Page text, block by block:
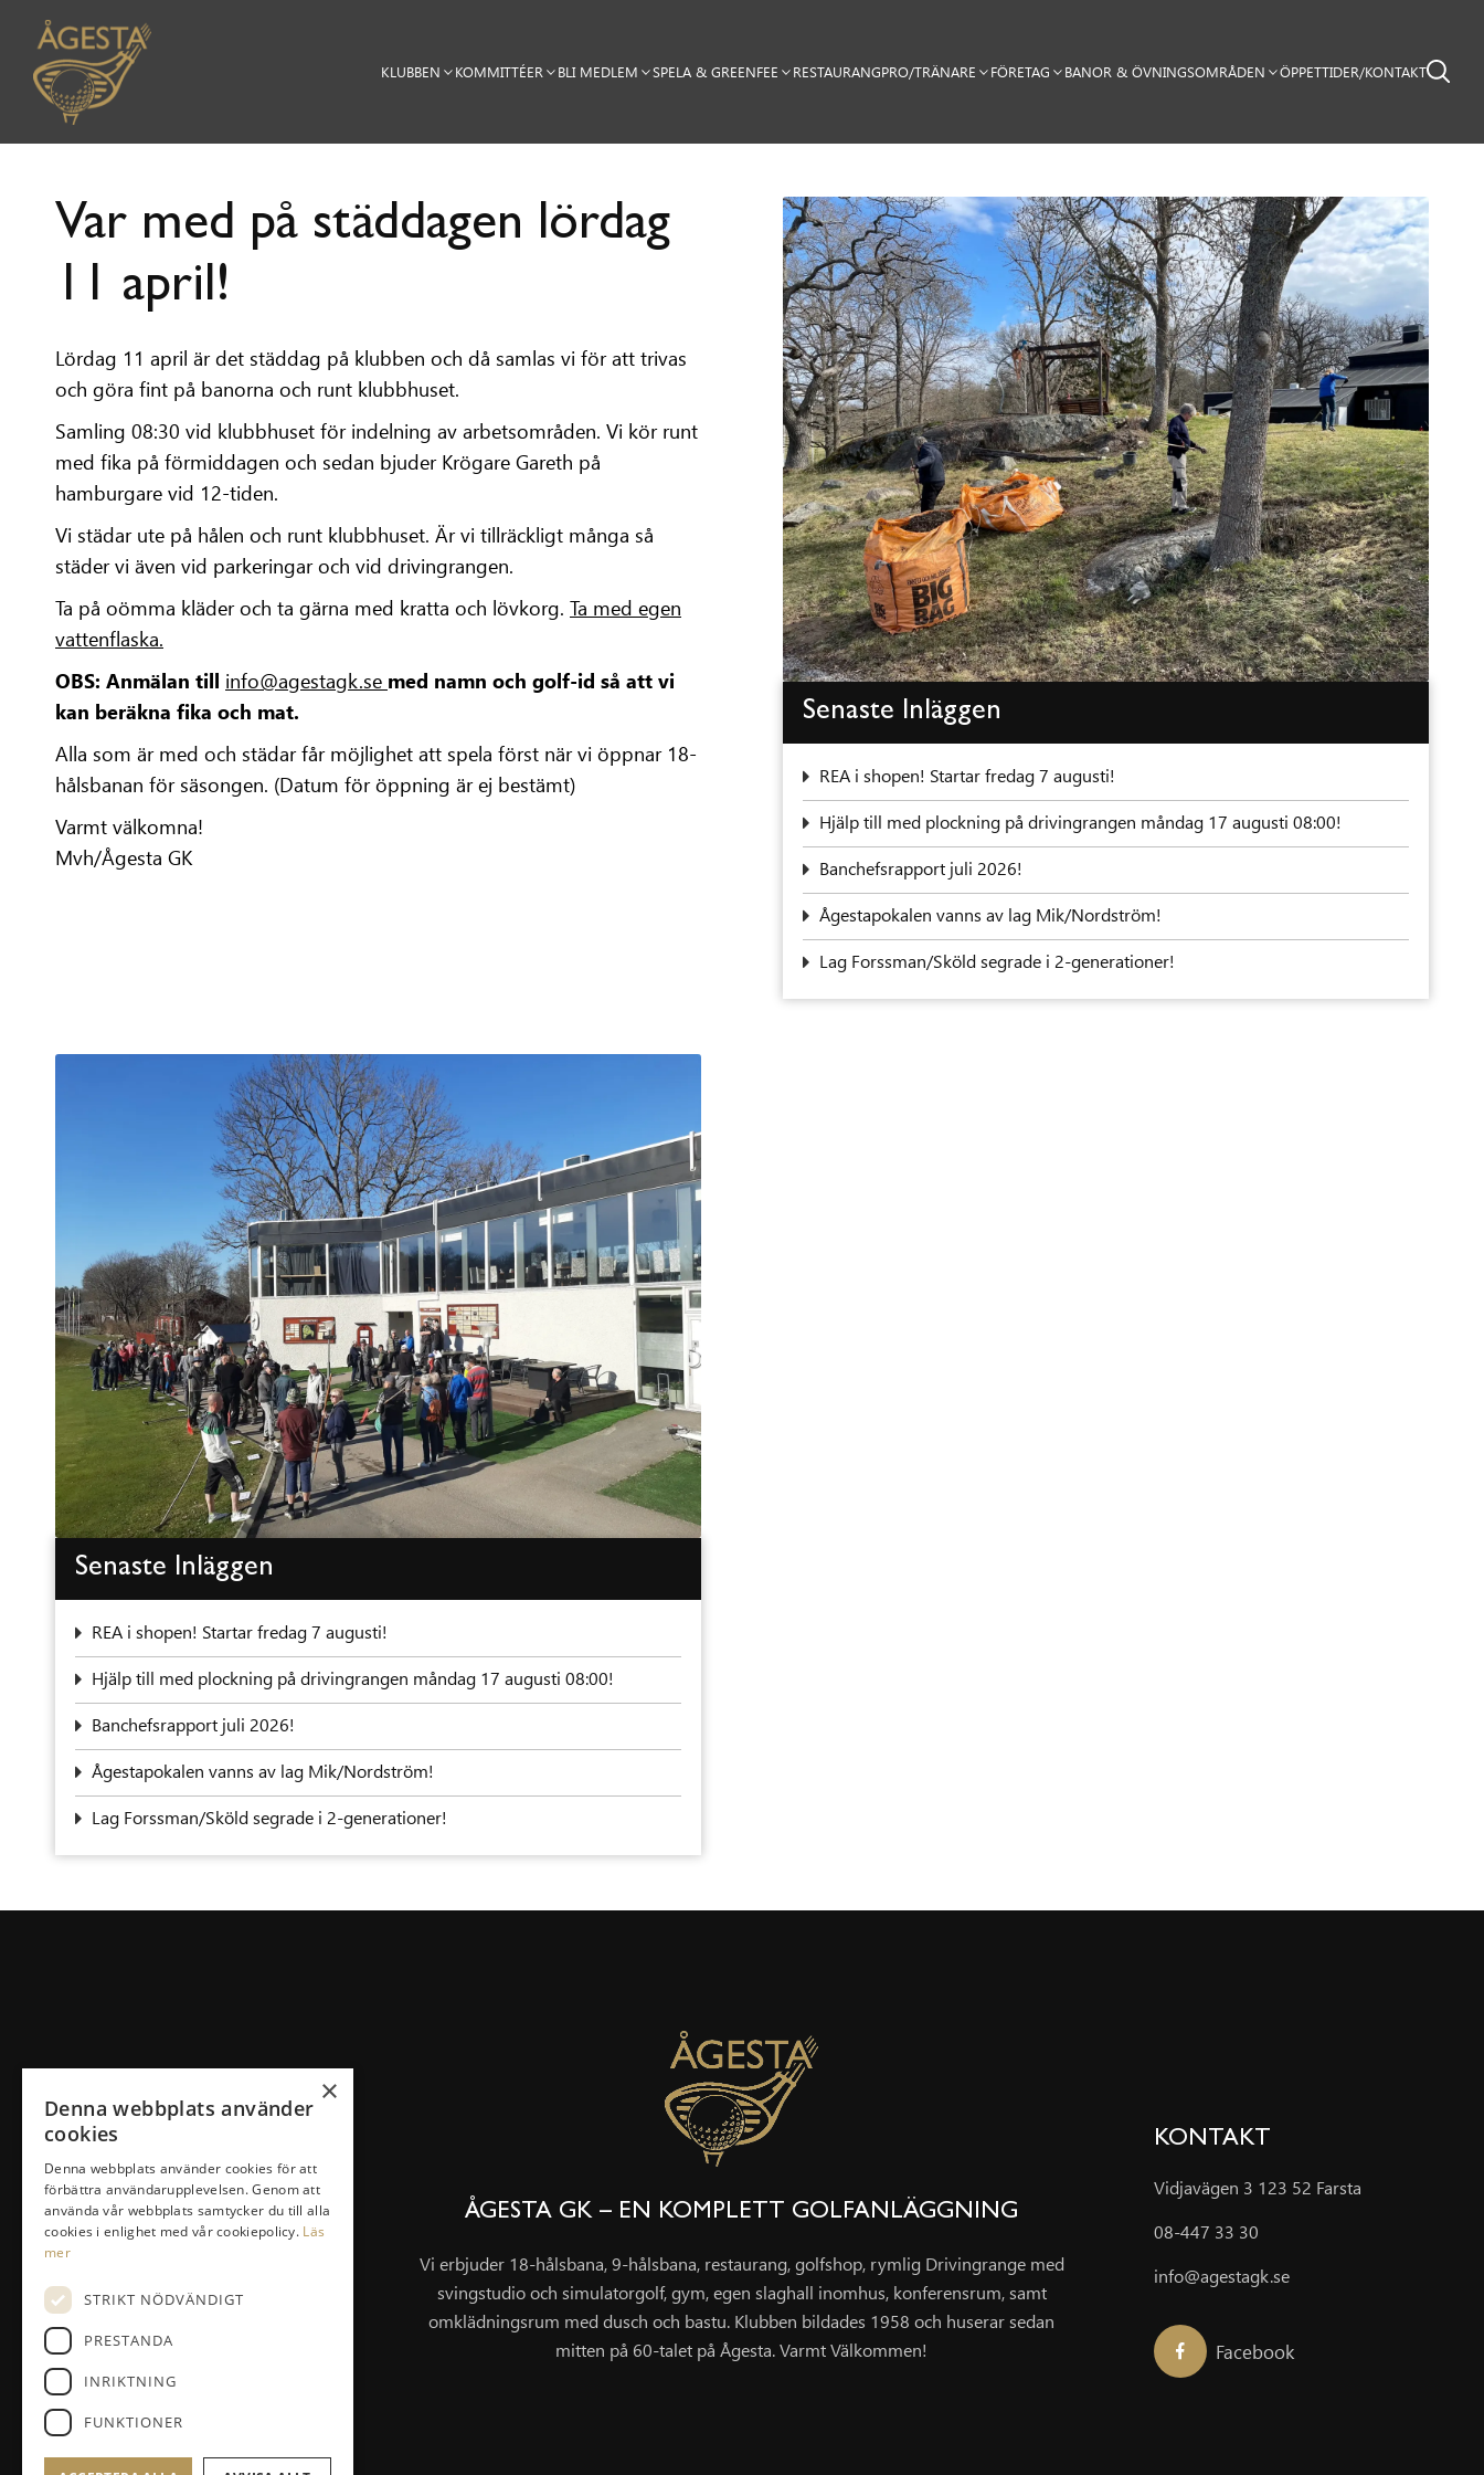
KLUBBEN KOMMITTÉER BLI MEDLEM SPELA & GREENFEE RESTAURANGPRO/TRÄNARE FÖRETAG BANOR & ÖVNINGSOMRÅDEN ÖPPETTIDER/KONTAKT
Var med på städdagen lördag
11 april!
‍‍Lördag 11 april är det städdag på klubben och då samlas vi för att trivas
och göra fint på banorna och runt klubbhuset.
Samling 08:30 vid klubbhuset för indelning av arbetsområden. Vi kör runt
med fika på förmiddagen och sedan bjuder Krögare Gareth på
hamburgare vid 12-tiden.
Vi städar ute på hålen och runt klubbhuset. Är vi tillräckligt många så
städer vi även vid parkeringar och vid drivingrangen.
Ta på oömma kläder och ta gärna med kratta och lövkorg. Ta med egen
vattenflaska.
OBS: Anmälan till info@agestagk.se med namn och golf-id så att vi
kan beräkna fika och mat.
Alla som är med och städar får möjlighet att spela först när vi öppnar 18-
hålsbanan för säsongen. (Datum för öppning är ej bestämt)
Varmt välkomna!
Mvh/Ågesta GK
Senaste Inläggen
REA i shopen! Startar fredag 7 augusti!
‍Hjälp till med plockning på drivingrangen måndag 17 augusti 08:00!
Banchefsrapport juli 2026!
Ågestapokalen vanns av lag Mik/Nordström!
Lag Forssman/Sköld segrade i 2-generationer!
Senaste Inläggen
REA i shopen! Startar fredag 7 augusti!
‍Hjälp till med plockning på drivingrangen måndag 17 augusti 08:00!
Banchefsrapport juli 2026!
Ågestapokalen vanns av lag Mik/Nordström!
Lag Forssman/Sköld segrade i 2-generationer!
SNABBLÄNKAR
Klubben
Bli Medlem
Spela & Greenfee
Drivingrange
Masterplan/Pierre Fulke
Företag
ÅGESTA GK – EN KOMPLETT GOLFANLÄGGNING
Vi erbjuder 18-hålsbana, 9-hålsbana, restaurang, golfshop, rymlig Drivingrange med
svingstudio och simulatorgolf, gym, egen slaghall inomhus, konferensrum, samt
omklädningsrum med dusch och bastu. Klubben bildades 1958 och huserar sedan
mitten på 60-talet på Ågesta. Varmt Välkommen!
KONTAKT
Vidjavägen 3 123 52 Farsta
08-447 33 30
info@agestagk.se
Facebook
×
Denna webbplats använder
cookies
Denna webbplats använder cookies för att
förbättra användarupplevelsen. Genom att
använda vår webbplats samtycker du till alla
cookies i enlighet med vår cookiepolicy. Läs
mer
STRIKT NÖDVÄNDIGT
PRESTANDA
INRIKTNING
FUNKTIONER